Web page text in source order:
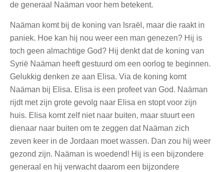
de generaal Naäman voor hem betekent.
Naäman komt bij de koning van Israël, maar die raakt in
paniek. Hoe kan hij nou weer een man genezen? Hij is
toch geen almachtige God? Hij denkt dat de koning van
Syrië Naäman heeft gestuurd om een oorlog te beginnen.
Gelukkig denken ze aan Elisa. Via de koning komt
Naäman bij Elisa. Elisa is een profeet van God. Naäman
rijdt met zijn grote gevolg naar Elisa en stopt voor zijn
huis. Elisa komt zelf niet naar buiten, maar stuurt een
dienaar naar buiten om te zeggen dat Naäman zich
zeven keer in de Jordaan moet wassen. Dan zou hij weer
gezond zijn. Naäman is woedend! Hij is een bijzondere
generaal en hij verwacht daarom een bijzondere